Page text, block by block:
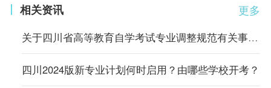
更多
相关资讯
关于四川省高等教育自学考试专业调整规范有关事项的通告
四川2024版新专业计划何时启用？由哪些学校开考？